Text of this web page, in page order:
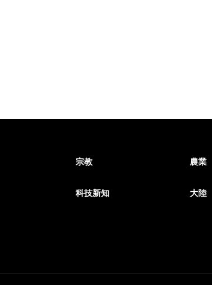
宗教 農業
科技新知 大陸